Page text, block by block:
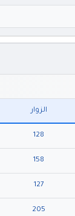
الزوار
128
158
127
205